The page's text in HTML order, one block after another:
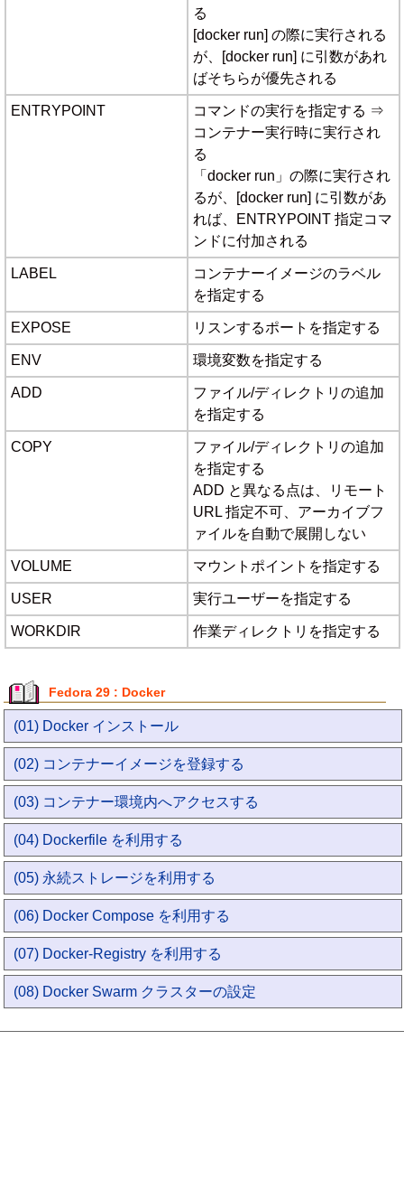
る
[docker run] の際に実行される
が、[docker run] に引数があれ
ばそちらが優先される
ENTRYPOINT
コマンドの実行を指定する ⇒
コンテナー実行時に実行され
る
「docker run」の際に実行され
るが、[docker run] に引数があ
れば、ENTRYPOINT 指定コマ
ンドに付加される
LABEL
コンテナーイメージのラベル
を指定する
EXPOSE リスンするポートを指定する
ENV 環境変数を指定する
ADD
ファイル/ディレクトリの追加
を指定する
COPY
ファイル/ディレクトリの追加
を指定する
ADD と異なる点は、リモート
URL 指定不可、アーカイブフ
ァイルを自動で展開しない
VOLUME マウントポイントを指定する
USER 実行ユーザーを指定する
WORKDIR 作業ディレクトリを指定する
Fedora 29 : Docker
(01) Docker インストール
(02) コンテナーイメージを登録する
(03) コンテナー環境内へアクセスする
(04) Dockerfile を利用する
(05) 永続ストレージを利用する
(06) Docker Compose を利用する
(07) Docker-Registry を利用する
(08) Docker Swarm クラスターの設定